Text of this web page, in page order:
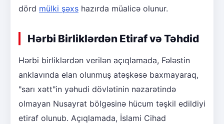
dörd mülki şəxs hazırda müalicə olunur.
Hərbi Birliklərdən Etiraf və Təhdid
Hərbi birliklərdən verilən açıqlamada, Fələstin
anklavında elan olunmuş atəşkəsə baxmayaraq,
"sarı xətt"in yəhudi dövlətinin nəzarətində
olmayan Nusayrat bölgəsinə hücum təşkil edildiyi
etiraf olunub. Açıqlamada, İslami Cihad